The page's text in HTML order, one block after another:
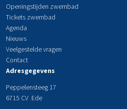
Openingstijden zwembad
Tickets zwembad
Agenda
Nieuws
Veelgestelde vragen
Contact
Adresgegevens
Peppelensteeg 17
6715 CV Ede